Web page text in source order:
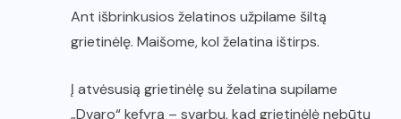
Ant išbrinkusios želatinos užpilame šiltą
grietinėlę. Maišome, kol želatina ištirps.
Į atvėsusią grietinėlę su želatina supilame
„Dvaro“ kefyrą – svarbu, kad grietinėlė nebūtų